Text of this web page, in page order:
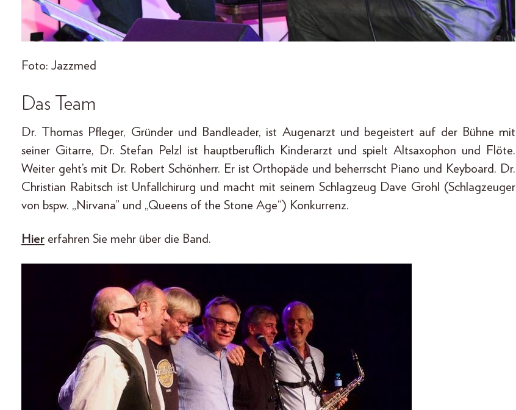
Foto: Jazzmed
Das Team
Dr. Thomas Pfleger, Gründer und Bandleader, ist Augenarzt und begeistert auf der Bühne mit
seiner Gitarre, Dr. Stefan Pelzl ist hauptberuflich Kinderarzt und spielt Altsaxophon und Flöte.
Weiter geht’s mit Dr. Robert Schönherr. Er ist Orthopäde und beherrscht Piano und Keyboard. Dr.
Christian Rabitsch ist Unfallchirurg und macht mit seinem Schlagzeug Dave Grohl (Schlagzeuger
von bspw. „Nirvana” und „Queens of the Stone Age“) Konkurrenz.
Hier erfahren Sie mehr über die Band.